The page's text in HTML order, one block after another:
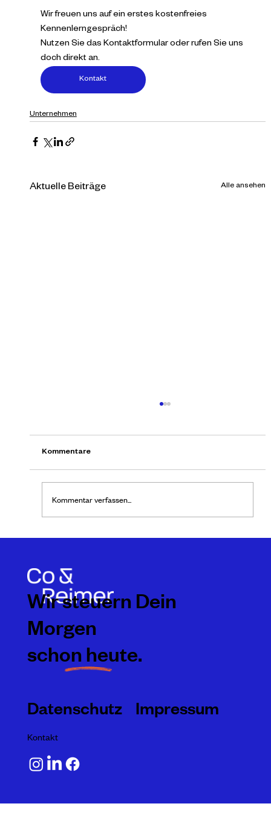
Wir freuen uns auf ein erstes kostenfreies
Kennenlerngespräch!
Nutzen Sie das Kontaktformular oder rufen Sie uns
doch direkt an.
Kontakt
Unternehmen
Aktuelle Beiträge Alle ansehen
Sie möchten Ihr Einzelunternehmen in eine GmbH
oder sogar GmbH & Co. KG umwandeln, um die
Kommentare
Kommentar verfassen...
Wir steuern Dein
Morgen
schon heute.
Datenschutz Impressum
Kontakt